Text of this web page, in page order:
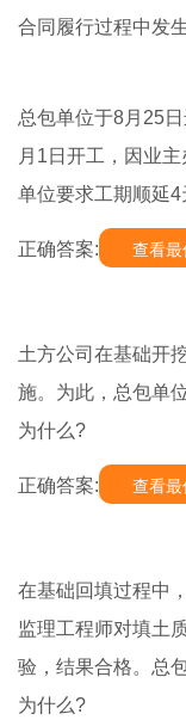
合同履行过程中发
总包单位于8月25
月1日开工，因业
单位要求工期顺延
正确答案: 查看最
土方公司在基础开
施。为此，总包单
为什么?
正确答案: 查看最
在基础回填过程中
监理工程师对填土
验，结果合格。总
为什么?